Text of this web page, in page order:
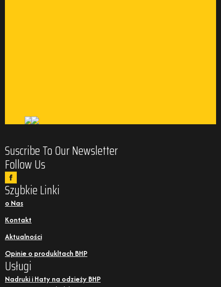
Suscribe To Our Newsletter
Follow Us
Szybkie Linki
o Nas
Kontakt
Aktualności
Opinie o produkltach BHP
Usługi
Nadruki i Haty na odzieży BHP